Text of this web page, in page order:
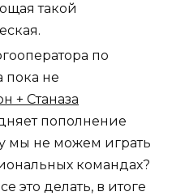
такой
по
пока не
+ Станаза
пополнение
мы не можем играть
командах?
это делать, в итоге